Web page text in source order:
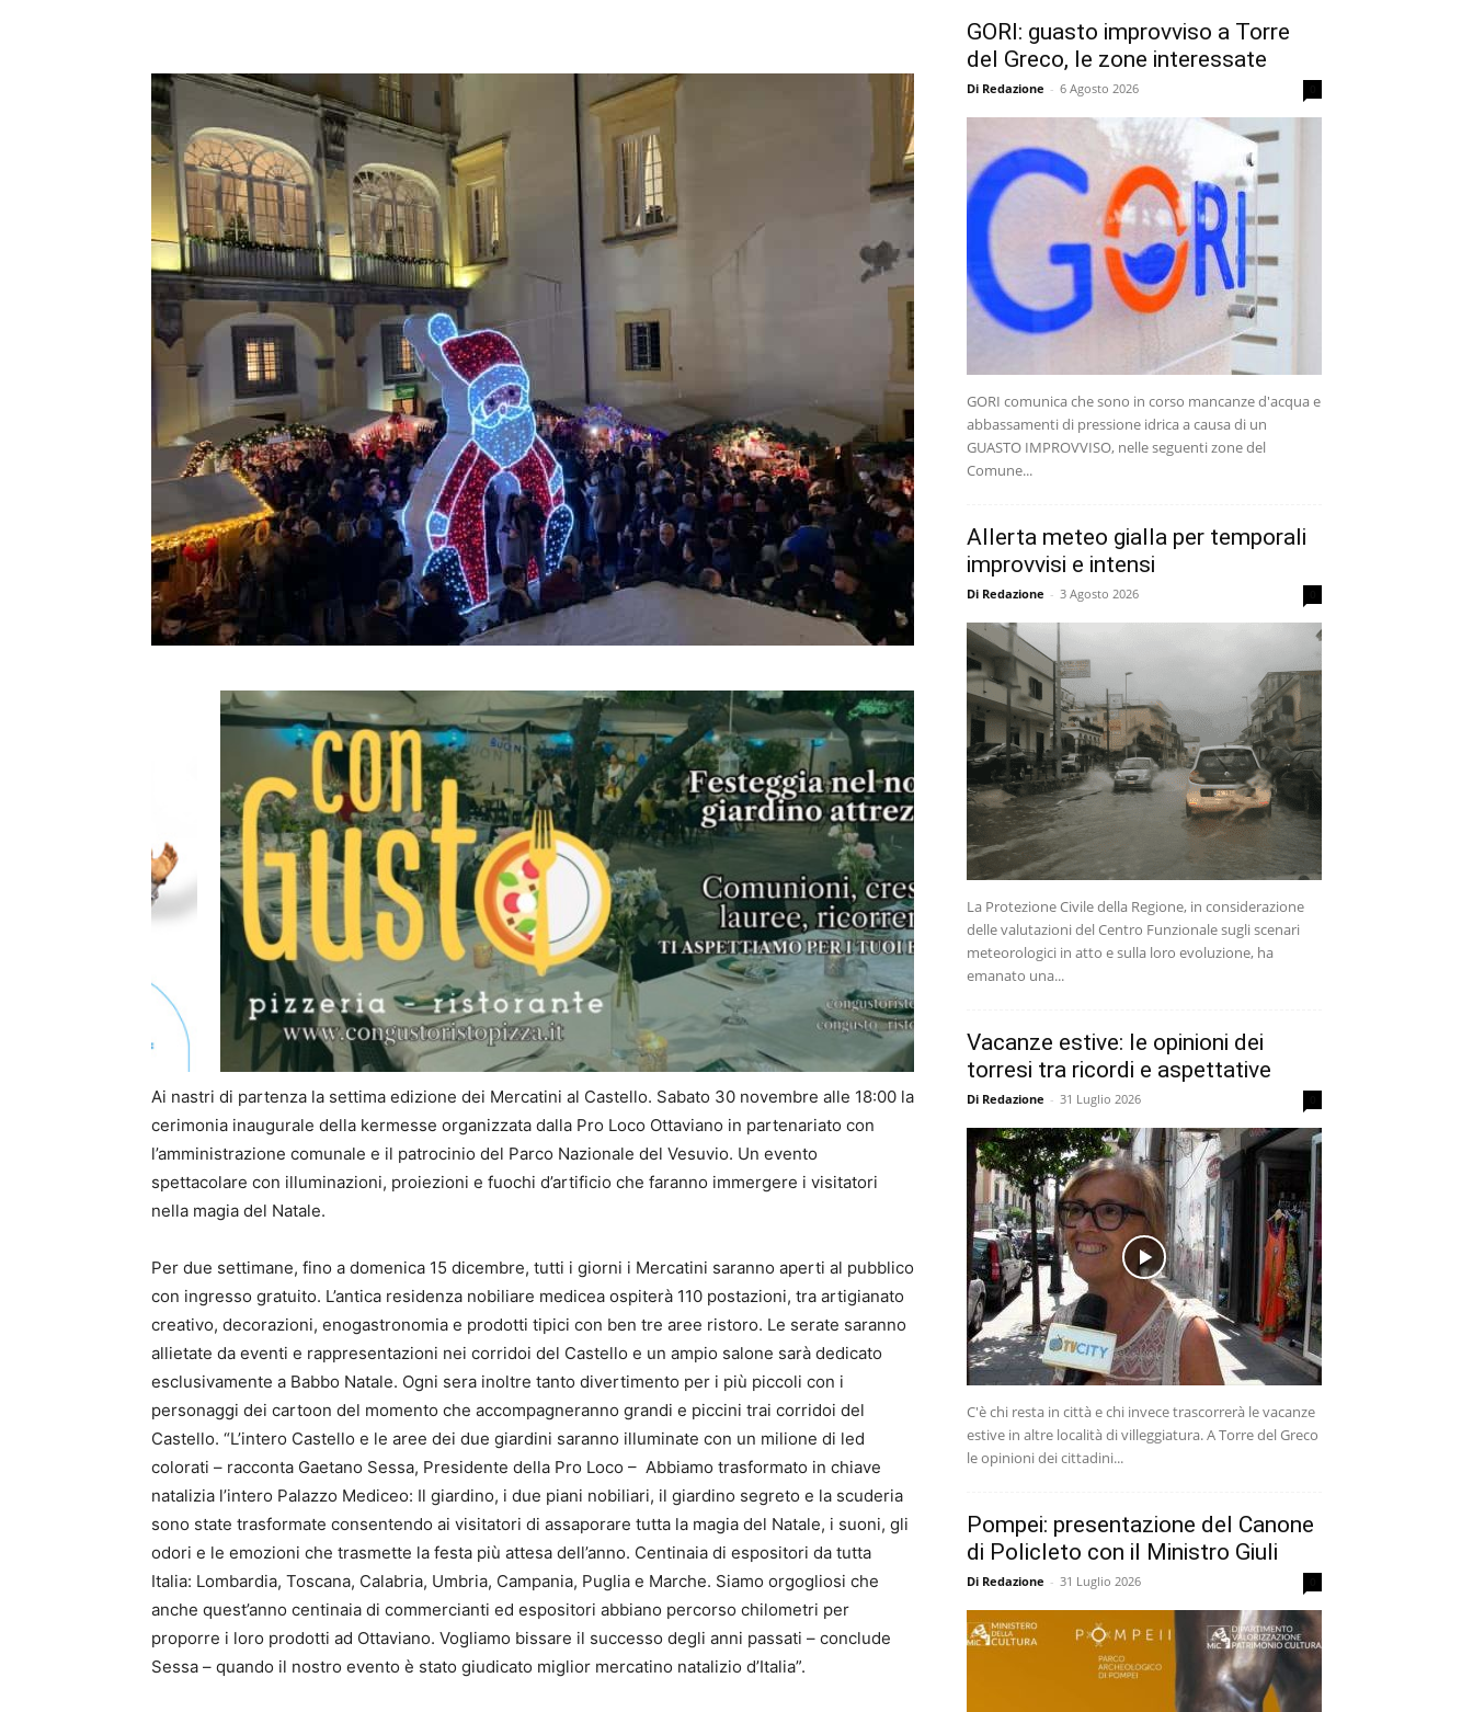
Ai nastri di partenza la settima edizione dei Mercatini al Castello. Sabato 30 novembre alle 18:00 la
cerimonia inaugurale della kermesse organizzata dalla Pro Loco Ottaviano in partenariato con
l’amministrazione comunale e il patrocinio del Parco Nazionale del Vesuvio. Un evento
spettacolare con illuminazioni, proiezioni e fuochi d’artificio che faranno immergere i visitatori
nella magia del Natale.
Per due settimane, fino a domenica 15 dicembre, tutti i giorni i Mercatini saranno aperti al pubblico
con ingresso gratuito. L’antica residenza nobiliare medicea ospiterà 110 postazioni, tra artigianato
creativo, decorazioni, enogastronomia e prodotti tipici con ben tre aree ristoro. Le serate saranno
allietate da eventi e rappresentazioni nei corridoi del Castello e un ampio salone sarà dedicato
esclusivamente a Babbo Natale. Ogni sera inoltre tanto divertimento per i più piccoli con i
personaggi dei cartoon del momento che accompagneranno grandi e piccini trai corridoi del
Castello. “L’intero Castello e le aree dei due giardini saranno illuminate con un milione di led
colorati – racconta Gaetano Sessa, Presidente della Pro Loco – Abbiamo trasformato in chiave
natalizia l’intero Palazzo Mediceo: Il giardino, i due piani nobiliari, il giardino segreto e la scuderia
sono state trasformate consentendo ai visitatori di assaporare tutta la magia del Natale, i suoni, gli
odori e le emozioni che trasmette la festa più attesa dell’anno. Centinaia di espositori da tutta
Italia: Lombardia, Toscana, Calabria, Umbria, Campania, Puglia e Marche. Siamo orgogliosi che
anche quest’anno centinaia di commercianti ed espositori abbiano percorso chilometri per
proporre i loro prodotti ad Ottaviano. Vogliamo bissare il successo degli anni passati – conclude
Sessa – quando il nostro evento è stato giudicato miglior mercatino natalizio d’Italia”.
GORI: guasto improvviso a Torre
del Greco, le zone interessate
Di Redazione - 6 Agosto 2026
GORI comunica che sono in corso mancanze d'acqua e
abbassamenti di pressione idrica a causa di un
GUASTO IMPROVVISO, nelle seguenti zone del
Comune...
Allerta meteo gialla per temporali
improvvisi e intensi
Di Redazione - 3 Agosto 2026
La Protezione Civile della Regione, in considerazione
delle valutazioni del Centro Funzionale sugli scenari
meteorologici in atto e sulla loro evoluzione, ha
emanato una...
Vacanze estive: le opinioni dei
torresi tra ricordi e aspettative
Di Redazione - 31 Luglio 2026
C'è chi resta in città e chi invece trascorrerà le vacanze
estive in altre località di villeggiatura. A Torre del Greco
le opinioni dei cittadini...
Pompei: presentazione del Canone
di Policleto con il Ministro Giuli
Di Redazione - 31 Luglio 2026